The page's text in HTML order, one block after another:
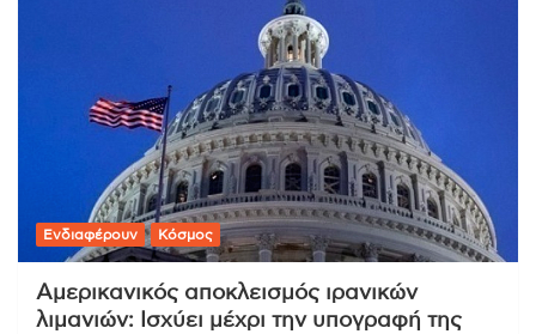
Ενδιαφέρουν Κόσμος
Αμερικανικός αποκλεισμός ιρανικών
λιμανιών: Ισχύει μέχρι την υπογραφή της